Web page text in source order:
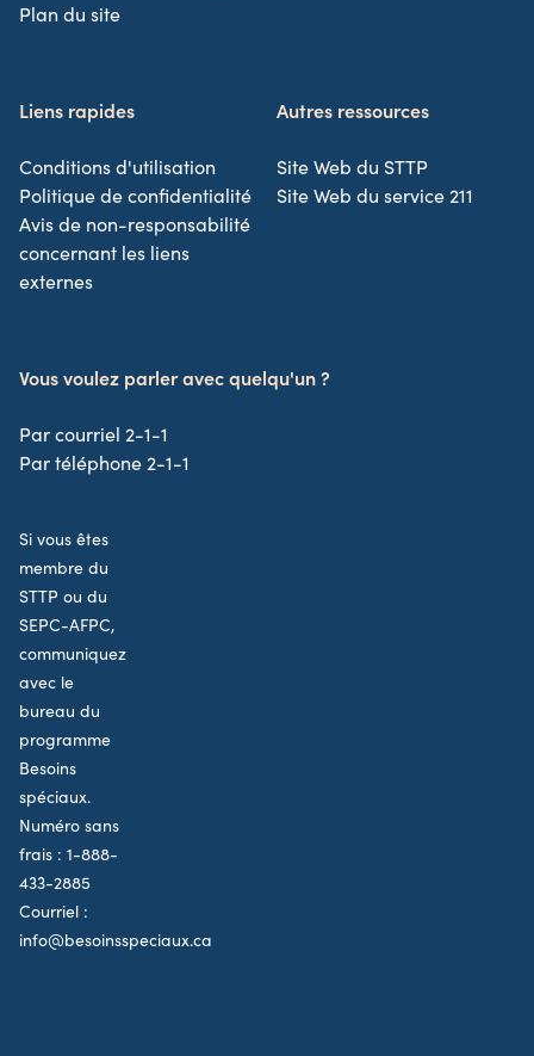
Plan du site
Liens rapides
Conditions d'utilisation
Politique de confidentialité
Avis de non-responsabilité
concernant les liens
externes
Autres ressources
Site Web du STTP
Site Web du service 211
Vous voulez parler avec quelqu'un ?
Par courriel 2-1-1
Par téléphone 2-1-1
Si vous êtes
membre du
STTP ou du
SEPC-AFPC,
communiquez
avec le
bureau du
programme
Besoins
spéciaux.
Numéro sans
frais : 1-888-
433-2885
Courriel :
info@besoinsspeciaux.ca